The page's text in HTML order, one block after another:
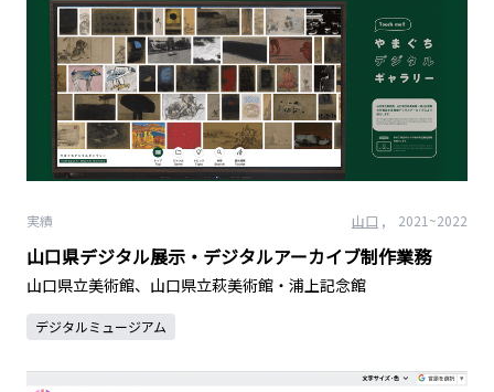
実績 山口 , 2021 ~2022
山口県デジタル展示・デジタルアーカイブ制作業務
山口県立美術館、山口県立萩美術館・浦上記念館
デジタルミュージアム